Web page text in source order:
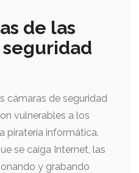
de las
cámaras de seguridad
vulnerables a los
piratería informática.
se caiga Internet, las
y grabando